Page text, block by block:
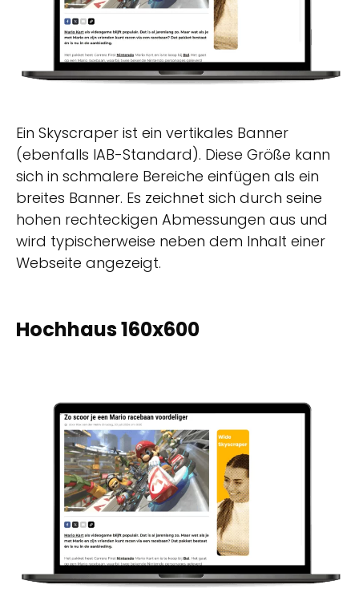
Ein Skyscraper ist ein vertikales Banner
(ebenfalls IAB-Standard). Diese Größe kann
sich in schmalere Bereiche einfügen als ein
breites Banner. Es zeichnet sich durch seine
hohen rechteckigen Abmessungen aus und
wird typischerweise neben dem Inhalt einer
Webseite angezeigt.
Hochhaus 160x600